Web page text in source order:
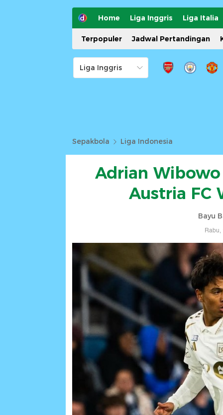
Home Liga Inggris Liga Italia
Terpopuler Jadwal Pertandingan
Sepakbola Liga Indonesia
Adrian
Austria FC
Bayu
Rabu,